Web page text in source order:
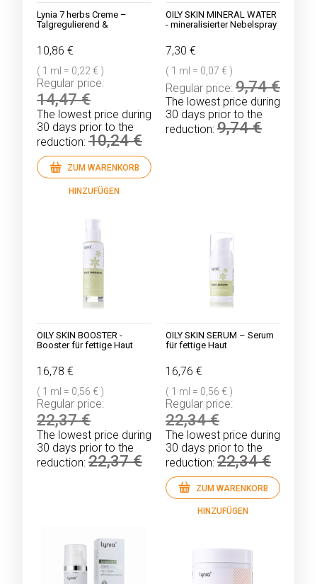
Lynia 7 herbs Creme –
Talgregulierend &
10,86 €
( 1 ml = 0,22 € )
Regular price:
14,47 €
The lowest price during
30 days prior to the
reduction: 10,24 €
ZUM WARENKORB
HINZUFÜGEN
OILY SKIN MINERAL WATER
- mineralisierter Nebelspray
7,30 €
( 1 ml = 0,07 € )
Regular price: 9,74 €
The lowest price during
30 days prior to the
reduction: 9,74 €
OILY SKIN BOOSTER -
Booster für fettige Haut
16,78 €
( 1 ml = 0,56 € )
Regular price:
22,37 €
The lowest price during
30 days prior to the
reduction: 22,37 €
OILY SKIN SERUM – Serum
für fettige Haut
16,76 €
( 1 ml = 0,56 € )
Regular price:
22,34 €
The lowest price during
30 days prior to the
reduction: 22,34 €
ZUM WARENKORB
HINZUFÜGEN